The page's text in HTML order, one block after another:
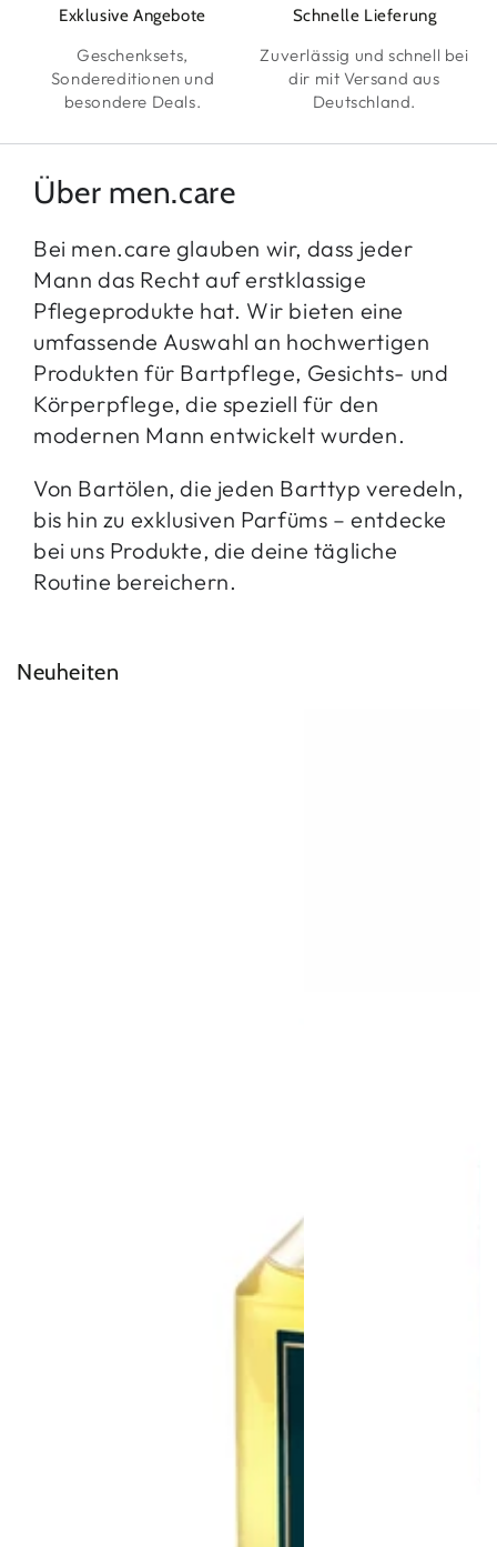
Exklusive Angebote
Geschenksets,
Sondereditionen und
besondere Deals.
Schnelle Lieferung
Zuverlässig und schnell bei
dir mit Versand aus
Deutschland.
Über men.care
Bei men.care glauben wir, dass jeder
Mann das Recht auf erstklassige
Pflegeprodukte hat. Wir bieten eine
umfassende Auswahl an hochwertigen
Produkten für Bartpflege, Gesichts- und
Körperpflege, die speziell für den
modernen Mann entwickelt wurden.
Von Bartölen, die jeden Barttyp veredeln,
bis hin zu exklusiven Parfüms – entdecke
bei uns Produkte, die deine tägliche
Routine bereichern.
Neuheiten